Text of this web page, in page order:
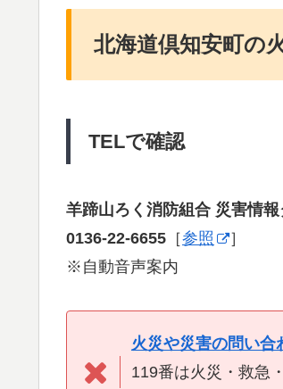
北海道倶知安町の
TELで確認
羊蹄山ろく消防組合 災害情
0136-22-6655 ［参照
］
※自動音声案内
火災や災害の問い合
119番は火災・救急